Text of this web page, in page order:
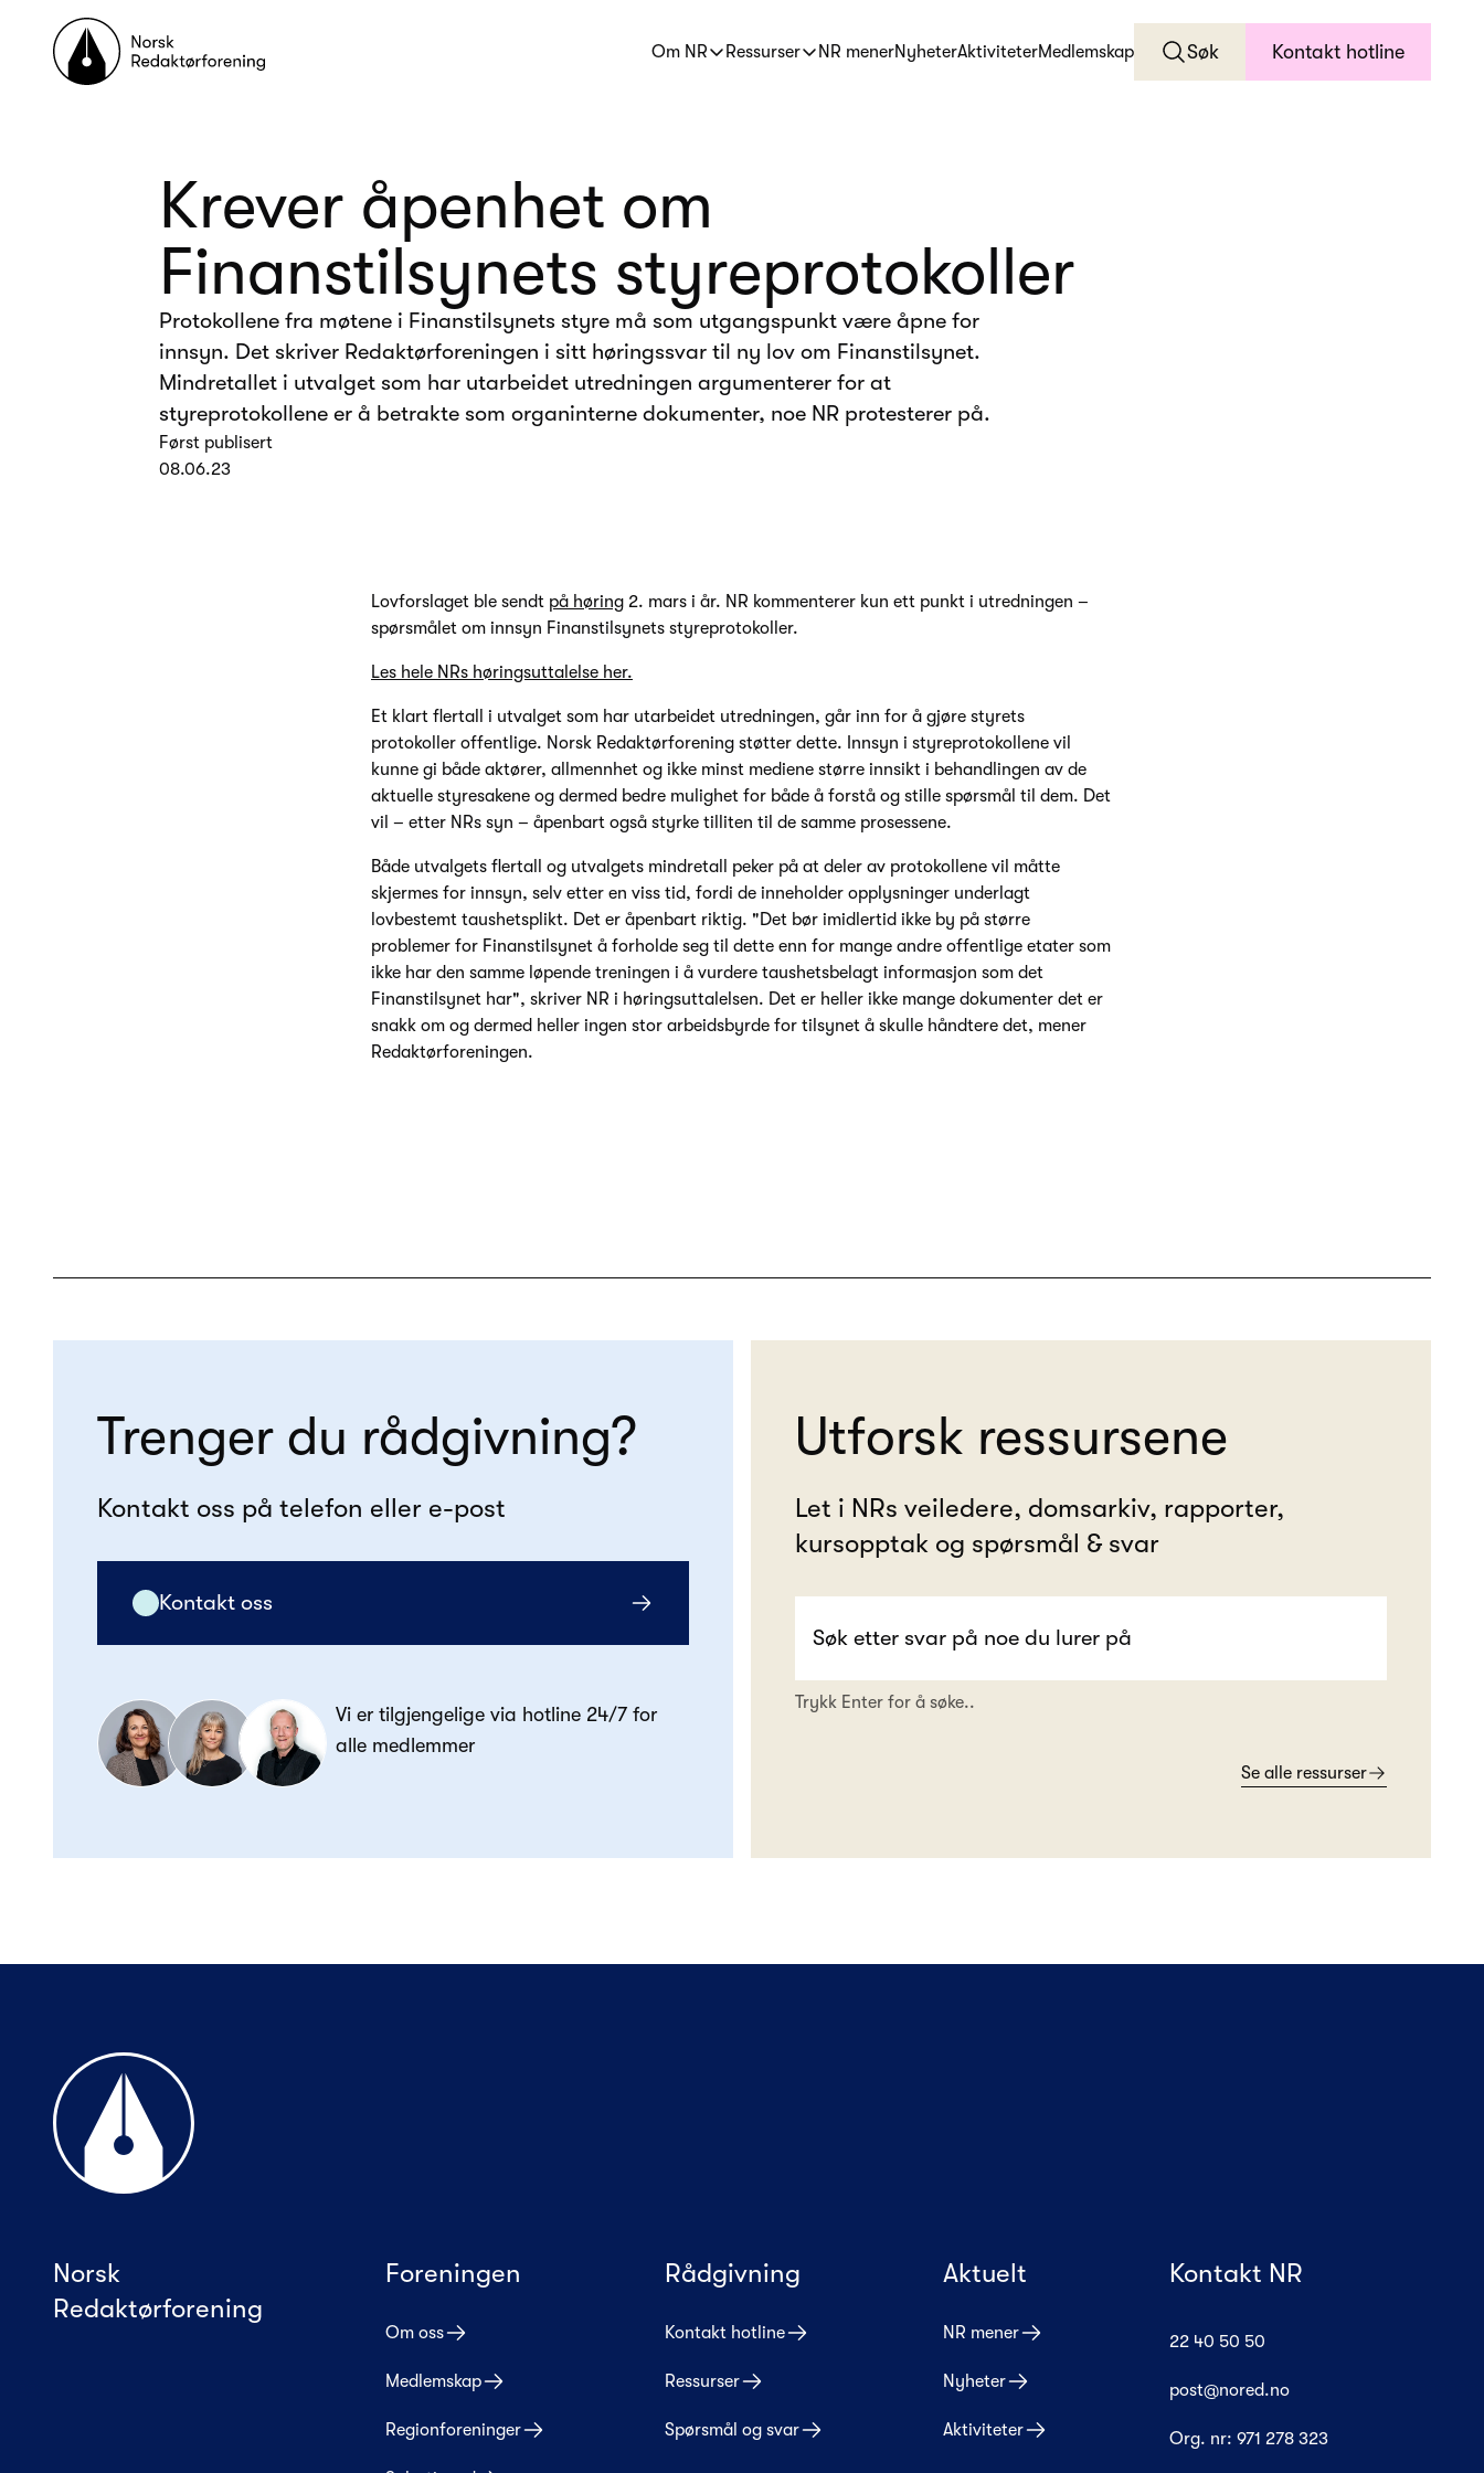
Til forsiden
Om NR
Ressurser NR menerNyheterAktiviteterMedlemskap Søk Kontakt hotline
Krever åpenhet om
Finanstilsynets styreprotokoller
Protokollene fra møtene i Finanstilsynets styre må som utgangspunkt være åpne for
innsyn. Det skriver Redaktørforeningen i sitt høringssvar til ny lov om Finanstilsynet.
Mindretallet i utvalget som har utarbeidet utredningen argumenterer for at
styreprotokollene er å betrakte som organinterne dokumenter, noe NR protesterer på.
Først publisert
08.06.23
Lovforslaget ble sendt på høring 2. mars i år. NR kommenterer kun ett punkt i utredningen –
spørsmålet om innsyn Finanstilsynets styreprotokoller.
Les hele NRs høringsuttalelse her.
Et klart flertall i utvalget som har utarbeidet utredningen, går inn for å gjøre styrets
protokoller offentlige. Norsk Redaktørforening støtter dette. Innsyn i styreprotokollene vil
kunne gi både aktører, allmennhet og ikke minst mediene større innsikt i behandlingen av de
aktuelle styresakene og dermed bedre mulighet for både å forstå og stille spørsmål til dem. Det
vil – etter NRs syn – åpenbart også styrke tilliten til de samme prosessene.
Både utvalgets flertall og utvalgets mindretall peker på at deler av protokollene vil måtte
skjermes for innsyn, selv etter en viss tid, fordi de inneholder opplysninger underlagt
lovbestemt taushetsplikt. Det er åpenbart riktig. "Det bør imidlertid ikke by på større
problemer for Finanstilsynet å forholde seg til dette enn for mange andre offentlige etater som
ikke har den samme løpende treningen i å vurdere taushetsbelagt informasjon som det
Finanstilsynet har", skriver NR i høringsuttalelsen. Det er heller ikke mange dokumenter det er
snakk om og dermed heller ingen stor arbeidsbyrde for tilsynet å skulle håndtere det, mener
Redaktørforeningen.
Trenger du rådgivning?
Kontakt oss på telefon eller e-post
Kontakt oss
Vi er tilgjengelige via hotline 24/7 for
alle medlemmer
Utforsk ressursene
Let i NRs veiledere, domsarkiv, rapporter,
kursopptak og spørsmål & svar
Trykk Enter for å søke..
Se alle ressurser
Til forsiden
Norsk
Redaktørforening
Foreningen
Om oss
Medlemskap
Regionforeninger
Rådgivning
Kontakt hotline
Ressurser
Spørsmål og svar
Aktuelt
NR mener
Nyheter
Aktiviteter
Kontakt NR
22 40 50 50
post@nored.no
Org. nr:971 278 323